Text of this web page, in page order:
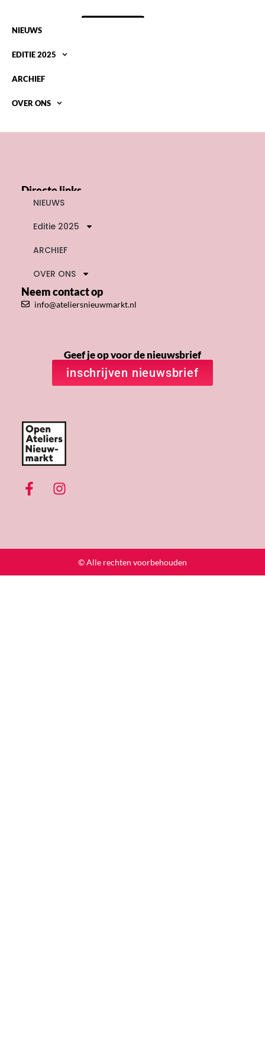
NIEUWS
EDITIE 2025
ARCHIEF
OVER ONS
Directe links
NIEUWS
Editie 2025
ARCHIEF
OVER ONS
Neem contact op
info@ateliersnieuwmarkt.nl
Geef je op voor de nieuwsbrief
inschrijven nieuwsbrief
© Alle rechten voorbehouden